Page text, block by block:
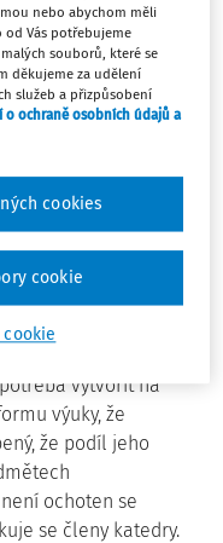
- vysoké školy
výchovy. Jeho
neurčitou.
15. 6. 2015o
fakultě s
Ke zrušení bylo
vedoucího
vytvořit na
výuky, že
že podíl jeho
ochoten se
se členy katedry.
nebo abychom měli
Vás potřebujeme
souborů, které se
děkujeme za udělení
služeb a přizpůsobení
o ochraně osobních údajů a
cookies
cookie